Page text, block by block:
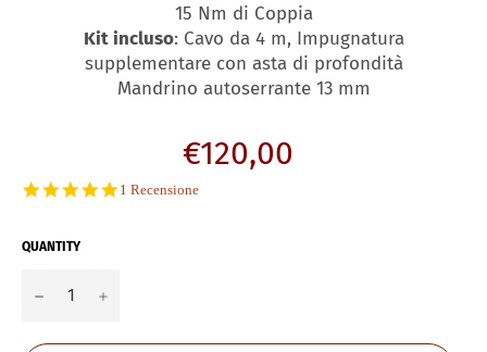
15 Nm di Coppia
Kit incluso: Cavo da 4 m, Impugnatura
supplementare con asta di profondità
Mandrino autoserrante 13 mm
Regular
€120,00
5.0
1 Recensione
QUANTITY
− +